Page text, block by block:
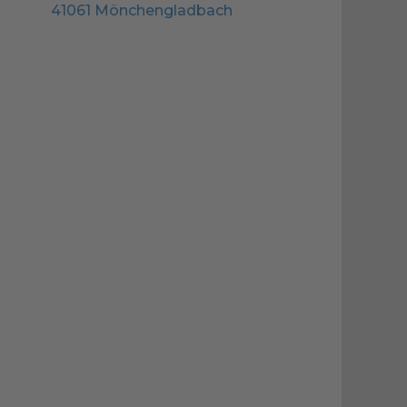
41061 Mönchengladbach